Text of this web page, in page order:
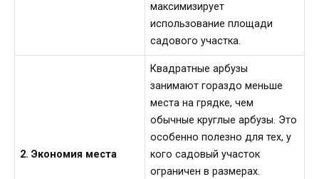
максимизирует
использование площади
садового участка.
2. Экономия места
Квадратные арбузы
занимают гораздо меньше
места на грядке, чем
обычные круглые арбузы. Это
особенно полезно для тех, у
кого садовый участок
ограничен в размерах.